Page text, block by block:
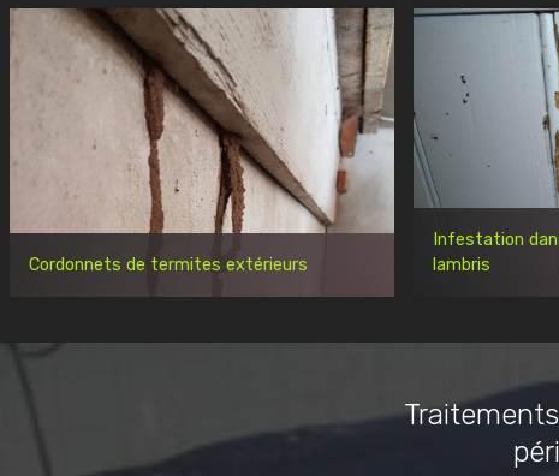
Cordonnets de termites extérieurs
Infestation
lambris